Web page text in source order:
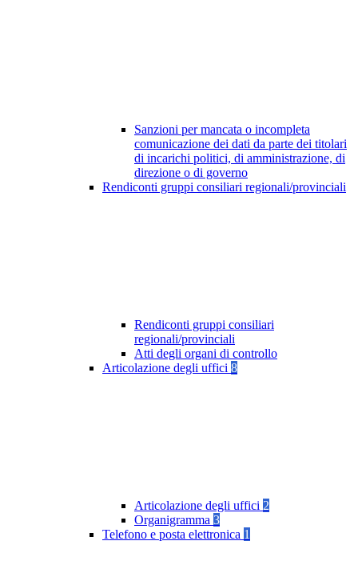
Sanzioni per mancata o incompleta
comunicazione dei dati da parte dei titolari
di incarichi politici, di amministrazione, di
direzione o di governo
Rendiconti gruppi consiliari regionali/provinciali
Rendiconti gruppi consiliari
regionali/provinciali
Atti degli organi di controllo
Articolazione degli uffici 8
Articolazione degli uffici 2
Organigramma 3
Telefono e posta elettronica 1